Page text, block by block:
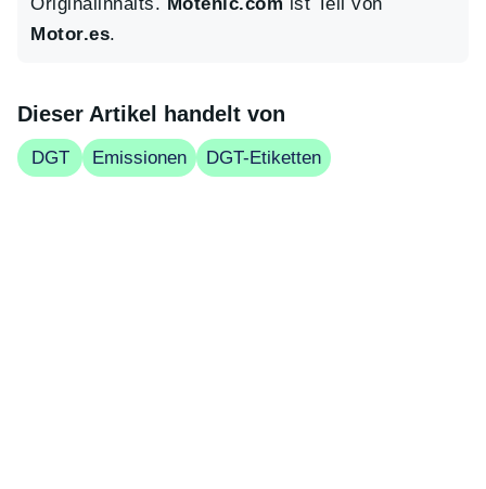
Motor.es.
Dieser Artikel handelt von
DGT Emissionen DGT-Etiketten